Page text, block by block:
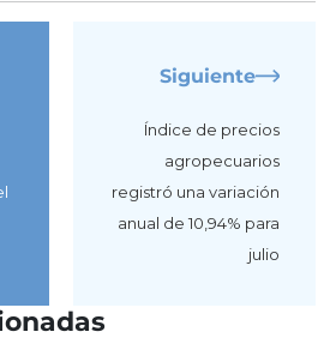
Siguiente
Índice de precios
agropecuarios
registró una variación
anual de 10,94% para
julio